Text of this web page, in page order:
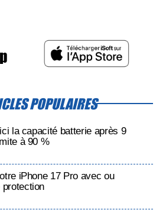
POPULAIRES
la capacité batterie après 9
à 90 %
iPhone 17 Pro avec ou